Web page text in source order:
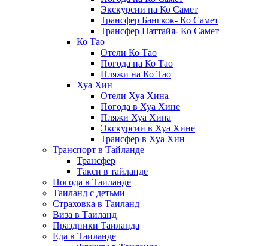
Экскурсии на Ко Самет
Трансфер Бангкок- Ко Самет
Трансфер Паттайя- Ко Самет
Ко Тао
Отели Ко Тао
Погода на Ко Тао
Пляжи на Ко Тао
Хуа Хин
Отели Хуа Хина
Погода в Хуа Хине
Пляжи Хуа Хина
Экскурсии в Хуа Хине
Трансфер в Хуа Хин
Транспорт в Тайланде
Трансфер
Такси в тайланде
Погода в Таиланде
Таиланд с детьми
Страховка в Таиланд
Виза в Таиланд
Праздники Таиланда
Еда в Таиланде